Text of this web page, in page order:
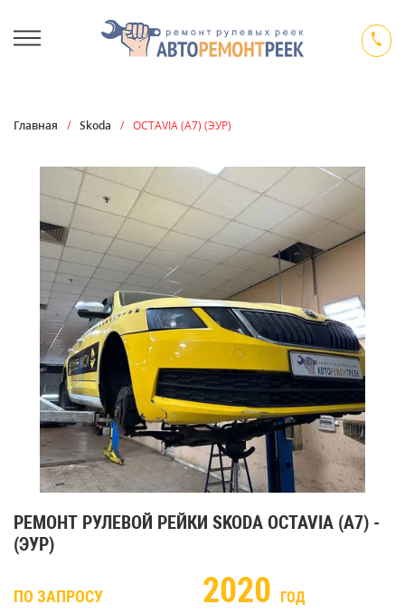
Главная / Skoda / OCTAVIA (A7) (ЭУР)
РЕМОНТ РУЛЕВОЙ РЕЙКИ SKODA OCTAVIA (A7) -
(ЭУР)
ПО ЗАПРОСУ 2020
ГОД